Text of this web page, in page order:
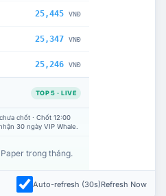
25,445 VNĐ
25,347 VNĐ
25,246 VNĐ
TOP 5 · LIVE
chốt · Chốt 12:00
30 ngày VIP Whale.
trong tháng.
Auto-refresh (30s)Refresh Now